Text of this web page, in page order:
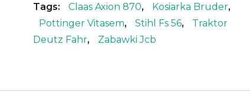
Tags: Claas Axion 870, Kosiarka Bruder,
Pottinger Vitasem, Stihl Fs 56,
Traktor
Deutz Fahr, Zabawki Jcb